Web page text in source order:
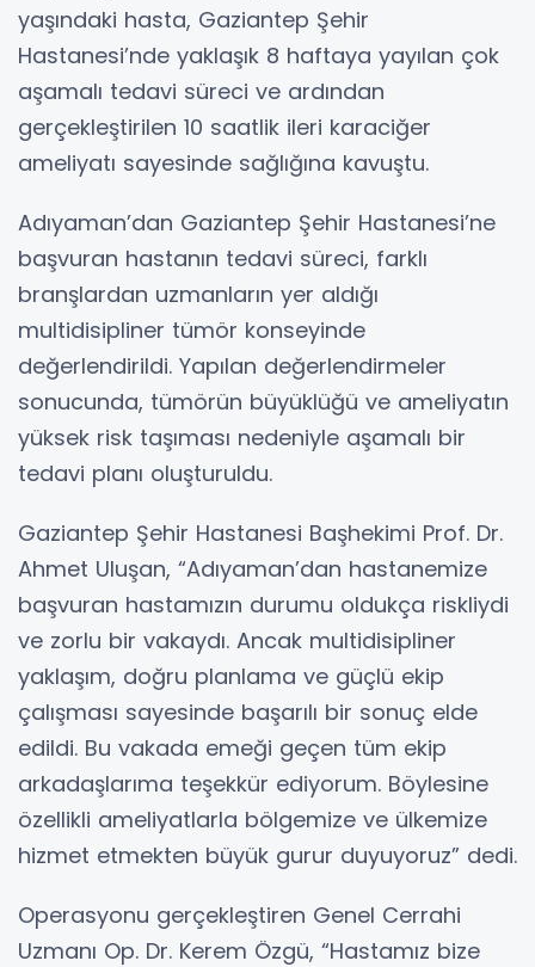
yaşındaki hasta, Gaziantep Şehir
Hastanesi’nde yaklaşık 8 haftaya yayılan çok
aşamalı tedavi süreci ve ardından
gerçekleştirilen 10 saatlik ileri karaciğer
ameliyatı sayesinde sağlığına kavuştu.
Adıyaman’dan Gaziantep Şehir Hastanesi’ne
başvuran hastanın tedavi süreci, farklı
branşlardan uzmanların yer aldığı
multidisipliner tümör konseyinde
değerlendirildi. Yapılan değerlendirmeler
sonucunda, tümörün büyüklüğü ve ameliyatın
yüksek risk taşıması nedeniyle aşamalı bir
tedavi planı oluşturuldu.
Gaziantep Şehir Hastanesi Başhekimi Prof. Dr.
Ahmet Uluşan, “Adıyaman’dan hastanemize
başvuran hastamızın durumu oldukça riskliydi
ve zorlu bir vakaydı. Ancak multidisipliner
yaklaşım, doğru planlama ve güçlü ekip
çalışması sayesinde başarılı bir sonuç elde
edildi. Bu vakada emeği geçen tüm ekip
arkadaşlarıma teşekkür ediyorum. Böylesine
özellikli ameliyatlarla bölgemize ve ülkemize
hizmet etmekten büyük gurur duyuyoruz” dedi.
Operasyonu gerçekleştiren Genel Cerrahi
Uzmanı Op. Dr. Kerem Özgü, “Hastamız bize